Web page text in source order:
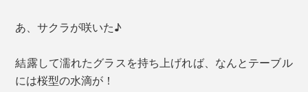
あ、サクラが咲いた♪
結露して濡れたグラスを持ち上げれば、なんとテーブル
には桜型の水滴が！